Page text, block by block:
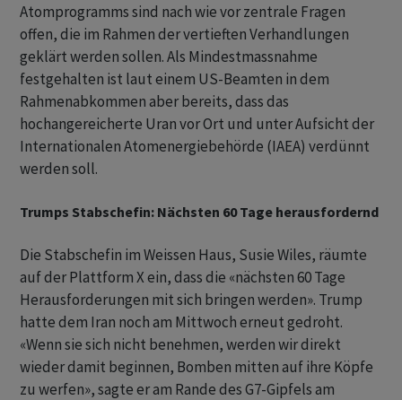
Atomprogramms sind nach wie vor zentrale Fragen
offen, die im Rahmen der vertieften Verhandlungen
geklärt werden sollen. Als Mindestmassnahme
festgehalten ist laut einem US-Beamten in dem
Rahmenabkommen aber bereits, dass das
hochangereicherte Uran vor Ort und unter Aufsicht der
Internationalen Atomenergiebehörde (IAEA) verdünnt
werden soll.
Trumps Stabschefin: Nächsten 60 Tage herausfordernd
Die Stabschefin im Weissen Haus, Susie Wiles, räumte
auf der Plattform X ein, dass die «nächsten 60 Tage
Herausforderungen mit sich bringen werden». Trump
hatte dem Iran noch am Mittwoch erneut gedroht.
«Wenn sie sich nicht benehmen, werden wir direkt
wieder damit beginnen, Bomben mitten auf ihre Köpfe
zu werfen», sagte er am Rande des G7-Gipfels am